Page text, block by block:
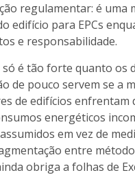
regulamentar: é uma
edifício para EPCs
e responsabilidade.
é tão forte quanto os
de pouco servem se a
de edifícios enfrentam
energéticos
em vez de
entre
obriga a folhas de